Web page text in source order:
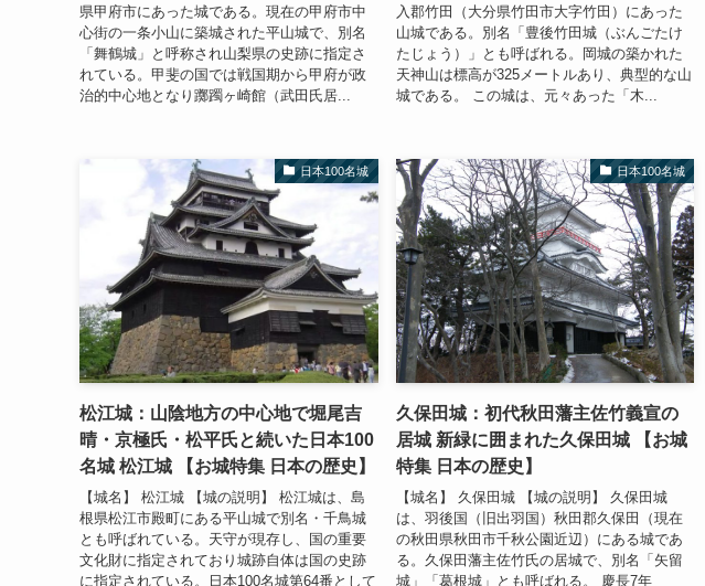
県甲府市にあった城である。現在の甲府市中
心街の一条小山に築城された平山城で、別名
「舞鶴城」と呼称され山梨県の史跡に指定さ
れている。甲斐の国では戦国期から甲府が政
治的中心地となり躑躅ヶ崎館（武田氏居...
入郡竹田（大分県竹田市大字竹田）にあった
山城である。別名「豊後竹田城（ぶんごたけ
たじょう）」とも呼ばれる。岡城の築かれた
天神山は標高が325メートルあり、典型的な山
城である。 この城は、元々あった「木...
日本100名城
松江城：山陰地方の中心地で堀尾吉
晴・京極氏・松平氏と続いた日本100
名城 松江城 【お城特集 日本の歴史】
【城名】 松江城 【城の説明】 松江城は、島
根県松江市殿町にある平山城で別名・千鳥城
とも呼ばれている。天守が現存し、国の重要
文化財に指定されており城跡自体は国の史跡
に指定されている。日本100名城第64番として
日本100名城
久保田城：初代秋田藩主佐竹義宣の
居城 新緑に囲まれた久保田城 【お城
特集 日本の歴史】
【城名】 久保田城 【城の説明】 久保田城
は、羽後国（旧出羽国）秋田郡久保田（現在
の秋田県秋田市千秋公園近辺）にある城であ
る。久保田藩主佐竹氏の居城で、別名「矢留
城」「葛根城」とも呼ばれる。 慶長7年